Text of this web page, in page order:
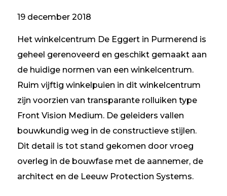
19 december 2018
Het winkelcentrum De Eggert in Purmerend is
geheel gerenoveerd en geschikt gemaakt aan
de huidige normen van een winkelcentrum.
Ruim vijftig winkelpuien in dit winkelcentrum
zijn voorzien van transparante rolluiken type
Front Vision Medium. De geleiders vallen
bouwkundig weg in de constructieve stijlen.
Dit detail is tot stand gekomen door vroeg
overleg in de bouwfase met de aannemer, de
architect en de Leeuw Protection Systems.